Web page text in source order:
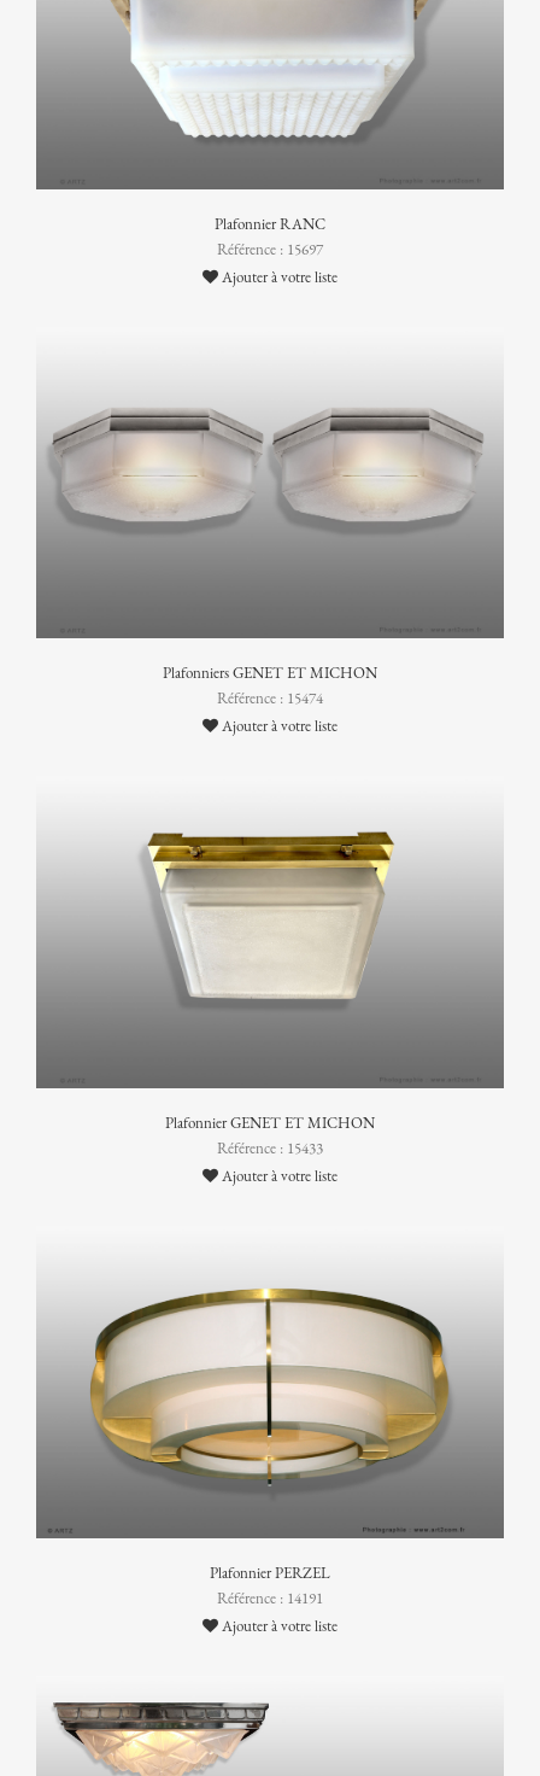
Plafonnier RANC
Référence : 15697
Ajouter à votre liste
Plafonniers GENET ET MICHON
Référence : 15474
Ajouter à votre liste
Plafonnier GENET ET MICHON
Référence : 15433
Ajouter à votre liste
Plafonnier PERZEL
Référence : 14191
Ajouter à votre liste